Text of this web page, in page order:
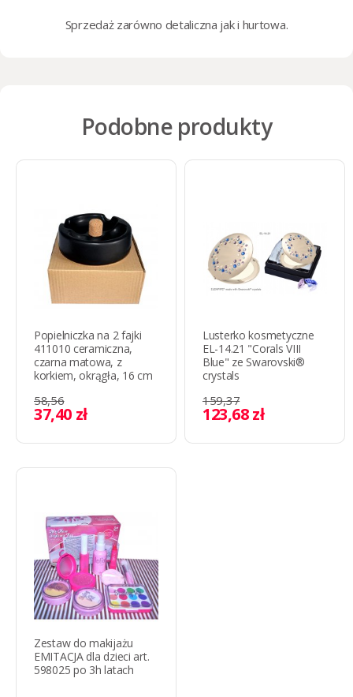
Sprzedaż zarówno detaliczna jak i hurtowa.
Podobne produkty
Popielniczka na 2 fajki
411010 ceramiczna,
czarna matowa, z
korkiem, okrągła, 16 cm
58,56
37,40 zł
Lusterko kosmetyczne
EL-14.21 "Corals VIII
Blue" ze Swarovski®
crystals
159,37
123,68 zł
Zestaw do makijażu
EMITACJA dla dzieci art.
598025 po 3h latach